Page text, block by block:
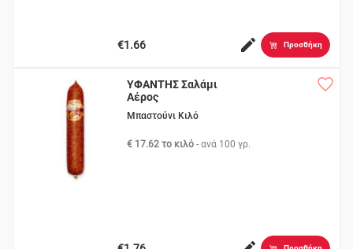
€1.66 Προσθήκη
ΥΦΑΝΤΗΣ Σαλάμι
Αέρος
Μπαστούνι Κιλό
€ 17.62 το κιλό - ανά 100 γρ.